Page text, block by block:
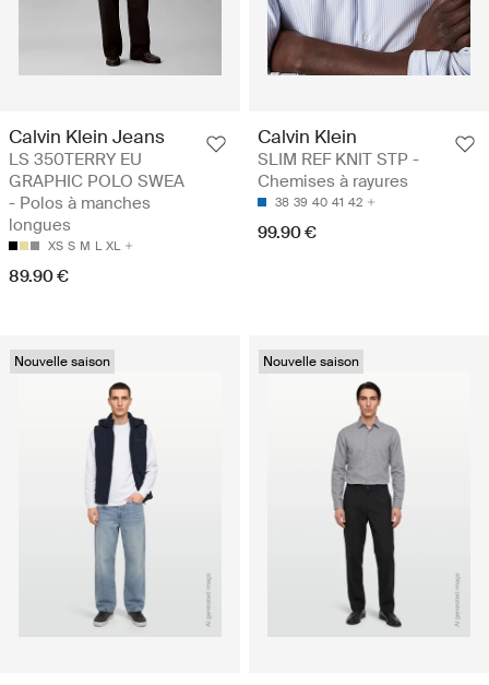
Calvin Klein Jeans
LS 350TERRY EU
GRAPHIC POLO SWEA
- Polos à manches
longues
XS S M L XL
89.90 €
Calvin Klein
SLIM REF KNIT STP -
Chemises à rayures
38 39 40 41 42
99.90 €
Nouvelle saison Nouvelle saison